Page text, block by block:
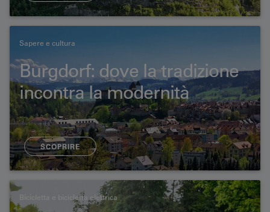
Sapere e cultura
Burgdorf: dove la tradizione
incontra la modernità
SCOPRIRE
Bicicletta e bicicletta elettrica